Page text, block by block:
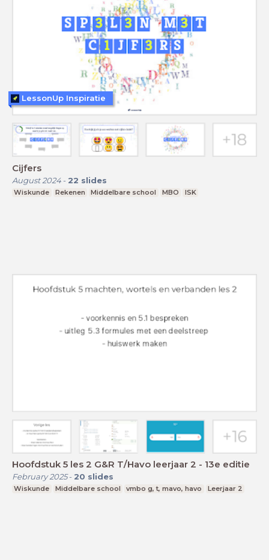
Cijfers
August 2024- 22 slides
Wiskunde Rekenen Middelbare school MBO ISK
LessonUp Inspiratie
Hoofdstuk 5 les 2 G&R T/Havo leerjaar 2 - 13e editie
February 2025- 20 slides
Wiskunde Middelbare school vmbo g, t, mavo, havo Leerjaar 2